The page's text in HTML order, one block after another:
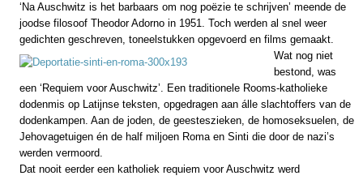
‘Na Auschwitz is het barbaars om nog poëzie te schrijven’ meende de
joodse filosoof Theodor Adorno in 1951. Toch werden al snel weer
gedichten geschreven, toneelstukken opgevoerd en films gemaakt.
Wat nog niet
bestond, was
een ‘Requiem voor Auschwitz’. Een traditionele Rooms-katholieke
dodenmis op Latijnse teksten, opgedragen aan álle slachtoffers van de
dodenkampen. Aan de joden, de geesteszieken, de homoseksuelen, de
Jehovagetuigen én de half miljoen Roma en Sinti die door de nazi’s
werden vermoord.
Dat nooit eerder een katholiek requiem voor Auschwitz werd